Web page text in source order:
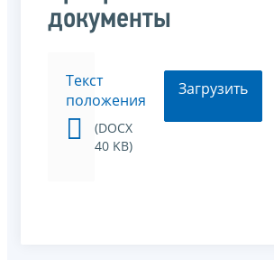
документы
Текст
положения
(DOCX
40 KB)
Загрузить